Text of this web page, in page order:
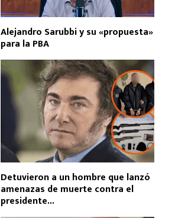
Alejandro Sarubbi y su «propuesta»
para la PBA
Detuvieron a un hombre que lanzó
amenazas de muerte contra el
presidente...